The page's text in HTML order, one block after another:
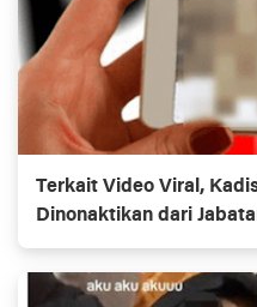
Terkait Video Viral,
Dinonaktikan dari